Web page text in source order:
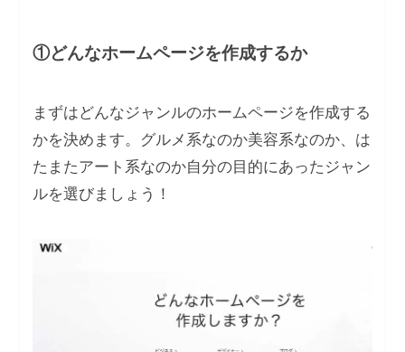
①どんなホームページを作成するか
まずはどんなジャンルのホームページを作成する
かを決めます。グルメ系なのか美容系なのか、は
たまたアート系なのか自分の目的にあったジャン
ルを選びましょう！